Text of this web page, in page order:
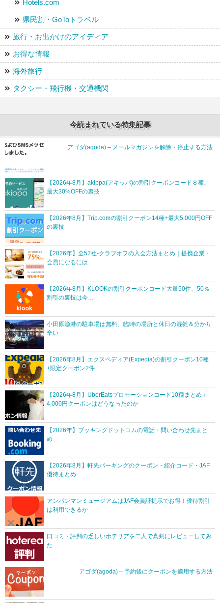
Hotels.com
県民割・GoToトラベル
旅行・お出かけのアイディア
お得な情報
海外旅行
タクシー・飛行機・交通機関
今読まれている特集記事
アゴダ(agoda) – メールマガジンを解除・停止する方法
【2026年8月】akippa(アキッパ)の割引クーポンコード８種、
最大30%OFFの裏技
【2026年8月】Trip.comの割引クーポン14種+最大5,000円OFF
の裏技
【2026年】全52社-クラブオフの入会方法まとめ｜提携企業・
会員になるには
【2026年8月】KLOOKの割引クーポンコード大量50件、50％
割引の裏技は今…
小田原漁港の駐車場は無料、臨時の場所と休日の混雑＆分かり
辛い
【2026年8月】エクスペディア(Expedia)の割引クーポン10種
+限定クーポン2件
【2026年8月】UberEatsプロモーションコード10種まとめ＋
4,000円クーポンはどうなったのか
【2026年】ブッキングドットコムの電話・問い合わせ先まと
め
【2026年8月】軒先パーキングのクーポン・紹介コード・JAF
優待まとめ
アンパンマンミュージアムはJAF会員証提示でお得！優待割引
は利用できるか
口コミ・評判の乏しいホテリアを二人で真剣にレビューしてみ
た
アゴダ(agoda) – 予約後にクーポンを適用する方法